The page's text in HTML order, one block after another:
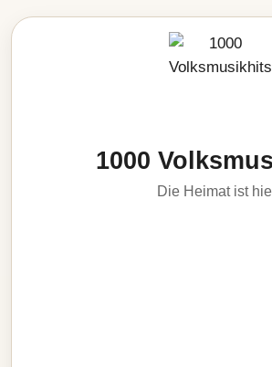
1000
Die Heimat ist